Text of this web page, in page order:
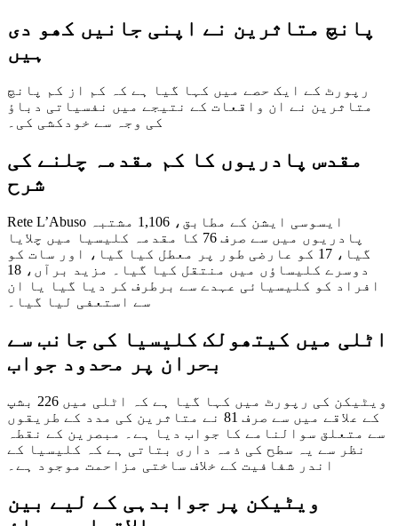
پانچ متاثرین نے اپنی جانیں کھو دی
ہیں
رپورٹ کے ایک حصے میں کہا گیا ہے کہ کم از کم پانچ
متاثرین نے ان واقعات کے نتیجے میں نفسیاتی دباؤ
کی وجہ سے خودکشی کی۔
مقدس پادریوں کا کم مقدمہ چلنے کی
شرح
Rete L’Abuso ایسوسی ایشن کے مطابق، 1,106 مشتبہ
پادریوں میں سے صرف 76 کا مقدمہ کلیسیا میں چلایا
گیا، 17 کو عارضی طور پر معطل کیا گیا، اور سات کو
دوسرے کلیساؤں میں منتقل کیا گیا۔ مزید برآں، 18
افراد کو کلیسیائی عہدے سے برطرف کر دیا گیا یا ان
سے استعفی لیا گیا۔
اٹلی میں کیتھولک کلیسیا کی جانب سے
بحران پر محدود جواب
ویٹیکن کی رپورٹ میں کہا گیا ہے کہ اٹلی میں 226 بشپ
کے علاقے میں سے صرف 81 نے متاثرین کی مدد کے طریقوں
سے متعلق سوالنامے کا جواب دیا ہے۔ مبصرین کے نقطہ
نظر سے یہ سطح کی ذمہ داری بتاتی ہے کہ کلیسیا کے
اندر شفافیت کے خلاف ساختی مزاحمت موجود ہے۔
ویٹیکن پر جوابدہی کے لیے بین